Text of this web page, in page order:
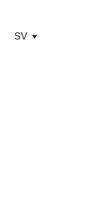
SV